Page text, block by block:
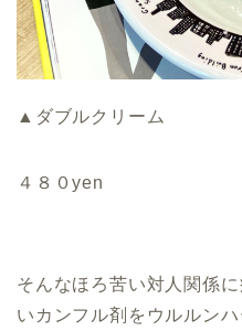
▲ダブルクリーム
４８０yen
そんなほろ苦い対人関係
いカンフル剤をウルルンハ